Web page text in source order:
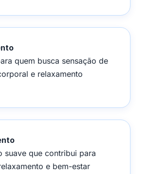
quem busca sensação de
e relaxamento
suave que contribui para
e bem-estar